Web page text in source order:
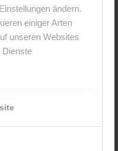
ändern.
einiger Arten
unseren Websites
Dienste